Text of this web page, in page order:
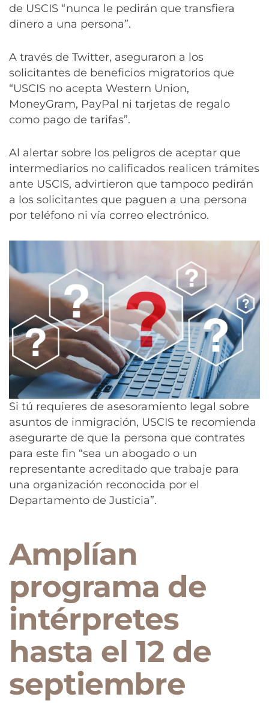
de USCIS “nunca le pedirán que transfiera
dinero a una persona”.
A través de Twitter, aseguraron a los
solicitantes de beneficios migratorios que
“USCIS no acepta Western Union,
MoneyGram, PayPal ni tarjetas de regalo
como pago de tarifas”.
Al alertar sobre los peligros de aceptar que
intermediarios no calificados realicen trámites
ante USCIS, advirtieron que tampoco pedirán
a los solicitantes que paguen a una persona
por teléfono ni vía correo electrónico.
Si tú requieres de asesoramiento legal sobre
asuntos de inmigración, USCIS te recomienda
asegurarte de que la persona que contrates
para este fin “sea un abogado o un
representante acreditado que trabaje para
una organización reconocida por el
Departamento de Justicia”.
Amplían
programa de
intérpretes
hasta el 12 de
septiembre